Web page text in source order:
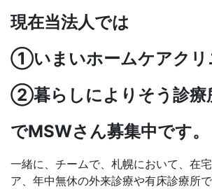
現在当法人では
①いまいホームケアクリ
②暮らしによりそう診療
でMSWさん募集中です。
一緒に、チームで、札幌において、在
ア、年中無休の外来診療や有床診療所